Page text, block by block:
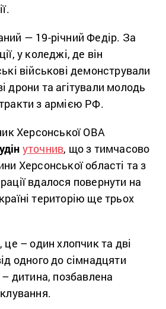
— 19-річний Федір. За
у коледжі, де він
військові демонстрували
дрони та агітували молодь
з армією РФ.
Херсонської ОВА
уточнив, що з тимчасово
Херсонської області та з
вдалося повернути на
територію ще трьох
– один хлопчик та дві
одного до сімнадцяти
дитина, позбавлена